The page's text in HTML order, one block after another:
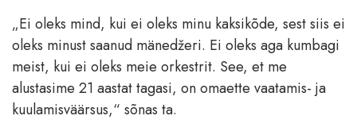
„Ei oleks mind, kui ei oleks minu kaksikõde, sest siis ei
oleks minust saanud mänedžeri. Ei oleks aga kumbagi
meist, kui ei oleks meie orkestrit. See, et me
alustasime 21 aastat tagasi, on omaette vaatamis- ja
kuulamisväärsus,“ sõnas ta.